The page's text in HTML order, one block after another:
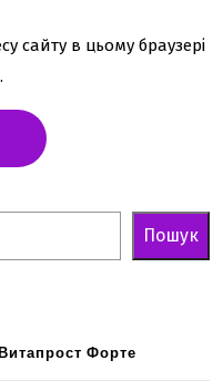
сайту в цьому браузері
Пошук
Форте